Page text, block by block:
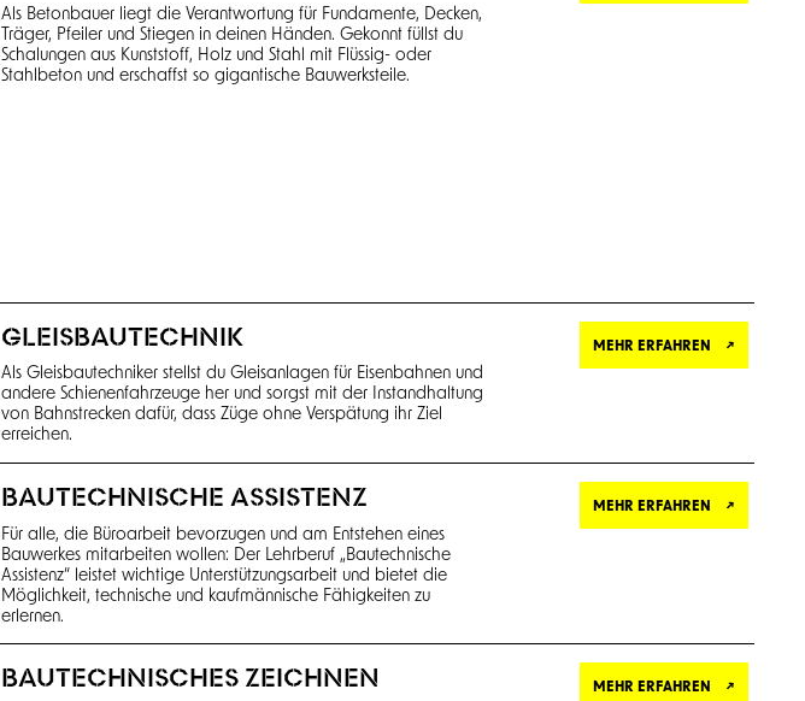
Als Betonbauer liegt die Verantwortung für Fundamente, Decken,
Träger, Pfeiler und Stiegen in deinen Händen. Gekonnt füllst du
Schalungen aus Kunststoff, Holz und Stahl mit Flüssig- oder
Stahlbeton und erschaffst so gigantische Bauwerksteile.
GLEISBAUTECHNIK
Als Gleisbautechniker stellst du Gleisanlagen für Eisenbahnen und
andere Schienenfahrzeuge her und sorgst mit der Instandhaltung
von Bahnstrecken dafür, dass Züge ohne Verspätung ihr Ziel
erreichen.
MEHR ERFAHREN
BAUTECHNISCHE ASSISTENZ
Für alle, die Büroarbeit bevorzugen und am Entstehen eines
Bauwerkes mitarbeiten wollen: Der Lehrberuf „Bautechnische
Assistenz“ leistet wichtige Unterstützungsarbeit und bietet die
Möglichkeit, technische und kaufmännische Fähigkeiten zu
erlernen.
MEHR ERFAHREN
BAUTECHNISCHES ZEICHNEN MEHR ERFAHREN